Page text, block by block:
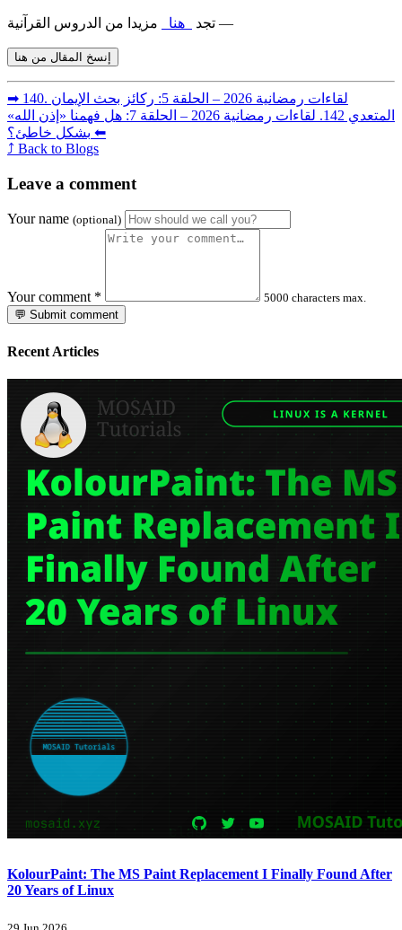
تجد هنا مزيدا من الدروس القرآنية —
إنسخ المقال من هنا
➡︎ 140. لقاءات رمضانية 2026 – الحلقة 5: ركائز بحث الإيمان
المتعدي
142. لقاءات رمضانية 2026 – الحلقة 7: هل فهمنا «إذن الله»
بشكل خاطئ؟ ⬅︎
⤴ Back to Blogs
Leave a comment
Your name (optional)
Your comment *
5000 characters max.
💬 Submit comment
Recent Articles
KolourPaint: The MS Paint Replacement I Finally Found After
20 Years of Linux